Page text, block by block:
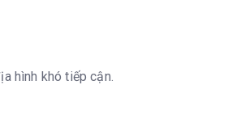
hình khó tiếp cận.